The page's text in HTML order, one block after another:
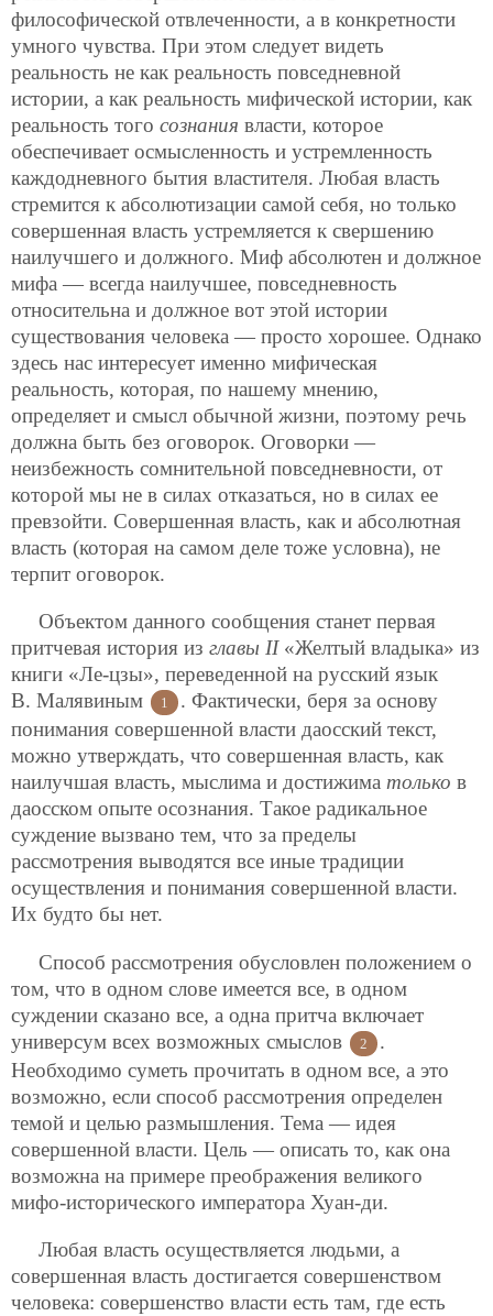
философической отвлеченности, а в конкретности
умного чувства. При этом следует видеть
реальность не как реальность повседневной
истории, а как реальность мифической истории, как
реальность того сознания власти, которое
обеспечивает осмысленность и устремленность
каждодневного бытия властителя. Любая власть
стремится к абсолютизации самой себя, но только
совершенная власть устремляется к свершению
наилучшего и должного. Миф абсолютен и должное
мифа — всегда наилучшее, повседневность
относительна и должное вот этой истории
существования человека — просто хорошее. Однако
здесь нас интересует именно мифическая
реальность, которая, по нашему мнению,
определяет и смысл обычной жизни, поэтому речь
должна быть без оговорок. Оговорки —
неизбежность сомнительной повседневности, от
которой мы не в силах отказаться, но в силах ее
превзойти. Совершенная власть, как и абсолютная
власть (которая на самом деле тоже условна), не
терпит оговорок.
Объектом данного сообщения станет первая
притчевая история из главы II «Желтый владыка» из
книги «Ле-цзы», переведенной на русский язык
В. Малявиным
1
. Фактически, беря за основу
понимания совершенной власти даосский текст,
можно утверждать, что совершенная власть, как
наилучшая власть, мыслима и достижима только в
даосском опыте осознания. Такое радикальное
суждение вызвано тем, что за пределы
рассмотрения выводятся все иные традиции
осуществления и понимания совершенной власти.
Их будто бы нет.
Способ рассмотрения обусловлен положением о
том, что в одном слове имеется все, в одном
суждении сказано все, а одна притча включает
универсум всех возможных смыслов
2
.
Необходимо суметь прочитать в одном все, а это
возможно, если способ рассмотрения определен
темой и целью размышления. Тема — идея
совершенной власти. Цель — описать то, как она
возможна на примере преображения великого
мифо-исторического императора Хуан-ди.
Любая власть осуществляется людьми, а
совершенная власть достигается совершенством
человека: совершенство власти есть там, где есть